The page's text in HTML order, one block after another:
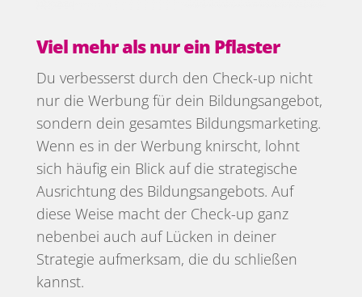
Viel mehr als nur ein Pflaster
Du verbesserst durch den Check-up nicht
nur die Werbung für dein Bildungsangebot,
sondern dein gesamtes Bildungsmarketing.
Wenn es in der Werbung knirscht, lohnt
sich häufig ein Blick auf die strategische
Ausrichtung des Bildungsangebots. Auf
diese Weise macht der Check-up ganz
nebenbei auch auf Lücken in deiner
Strategie aufmerksam, die du schließen
kannst.